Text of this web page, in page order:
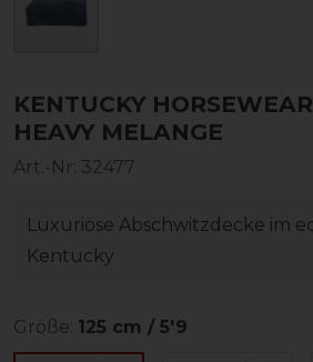
KENTUCKY
HEAVY MELANGE
Art.-Nr: 32477
Luxuriöse Abschwitzdecke im
Kentucky
Größe: 125 cm / 5'9